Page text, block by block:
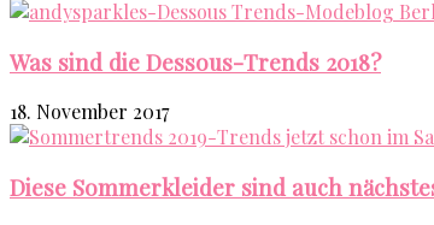
Was sind die Dessous-Trends 2018?
18. November 2017
Diese Sommerkleider sind auch